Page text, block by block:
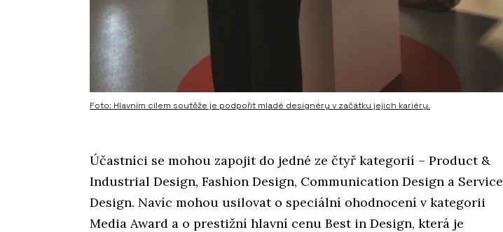
Foto: Hlavním cílem soutěže je podpořit mladé designéry v začátku jejich kariéry.
Účastníci se mohou zapojit do jedné ze čtyř kategorií – Product &
Industrial Design, Fashion Design, Communication Design a Service
Design. Navíc mohou usilovat o speciální ohodnocení v kategorii
Media Award a o prestižní hlavní cenu Best in Design, která je